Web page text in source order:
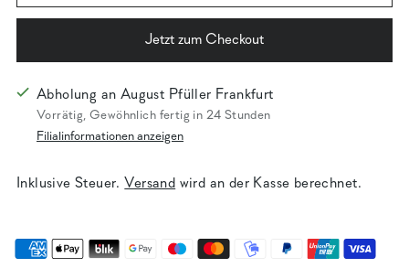
Jetzt zum Checkout
Abholung an August Pfüller Frankfurt
Vorrätig, Gewöhnlich fertig in 24 Stunden
Filialinformationen anzeigen
Inklusive Steuer. Versand wird an der Kasse berechnet.